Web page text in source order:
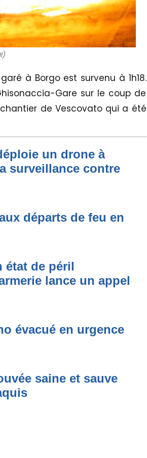
à Borgo est survenu à 1h18.
Gare sur le coup de
de Vescovato qui a été
un drone à
surveillance contre
départs de feu en
état de péril
lance un appel
évacué en urgence
saine et sauve